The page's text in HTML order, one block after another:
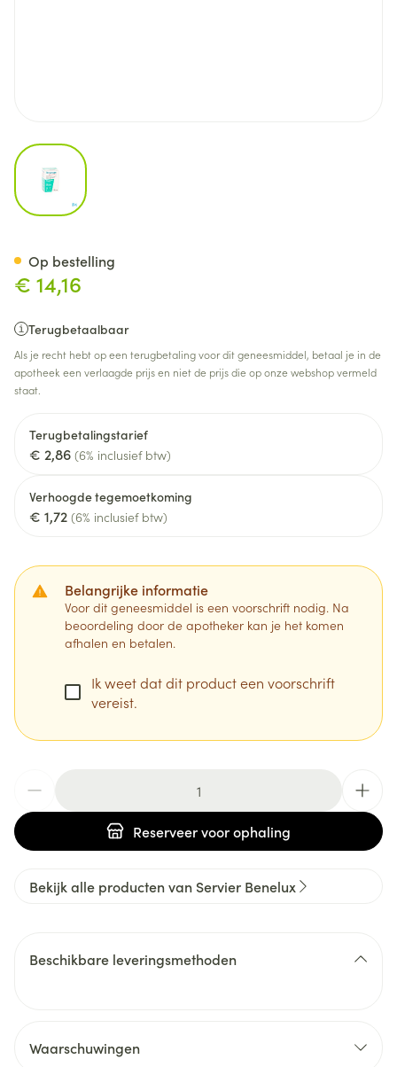
View larger image
€ 14,16
Terugbetaalbaar
Als je recht hebt op een terugbetaling voor dit geneesmiddel, betaal je in de
apotheek een verlaagde prijs en niet de prijs die op onze webshop vermeld
staat.
Terugbetalingstarief
€ 2,86 (6% inclusief btw)
Verhoogde tegemoetkoming
€ 1,72 (6% inclusief btw)
Belangrijke informatie
Voor dit geneesmiddel is een voorschrift nodig. Na
beoordeling door de apotheker kan je het komen
afhalen en betalen.
Ik weet dat dit product een voorschrift
vereist.
Reserveervoor ophaling
Op bestelling
Bekijk alle producten van Servier Benelux
Beschikbare leveringsmethoden
Waarschuwingen